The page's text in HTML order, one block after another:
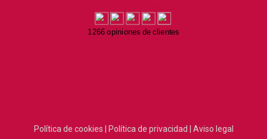
1266 opiniones de clientes
Política de cookies | Política de privacidad | Aviso legal